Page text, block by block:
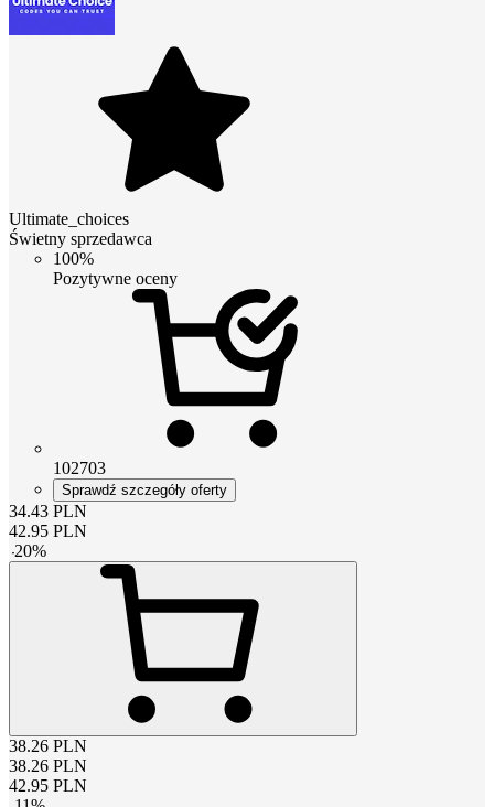
Ultimate_choices
Świetny sprzedawca
100%
Pozytywne oceny
102703
Sprawdź szczegóły oferty
34.43 PLN
42.95 PLN
-20%
38.26 PLN
38.26 PLN
42.95 PLN